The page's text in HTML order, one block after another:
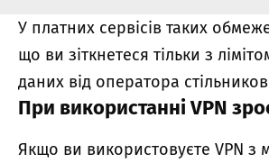
У платних сервісів таких
що ви зіткнетеся тільки з
даних від оператора
При використанні VPN
Якщо ви використовуєте VPN з